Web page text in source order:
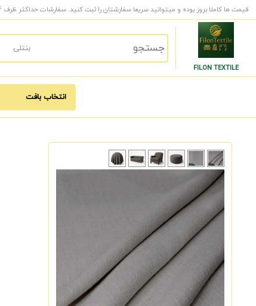
قیمت ها کاملا بروز بوده و میتوانید سریعا سفارشتان را ثبت کنید. سفارشات حداکثر ظرف 24 الی 48 ساعت کاری به دست شما میرسد.
FILON TEXTILE